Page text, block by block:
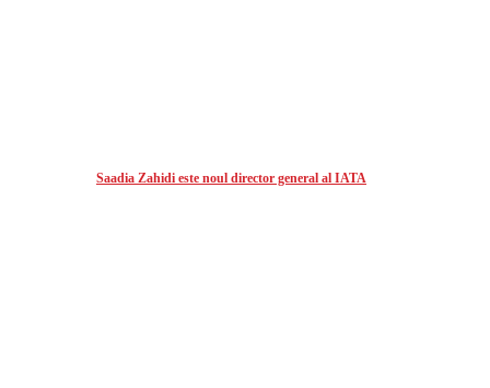
Saadia Zahidi este noul director general al IATA